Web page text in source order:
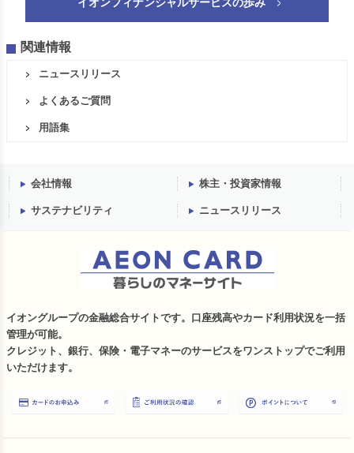
イオンフィナンシャルサービスの歩み
関連情報
ニュースリリース
よくあるご質問
用語集
会社情報 株主・投資家情報
サステナビリティ ニュースリリース
イオングループの金融総合サイトです。口座残高やカード利用状況を一括
管理が可能。
クレジット、銀行、保険・電子マネーのサービスをワンストップでご利用
いただけます。